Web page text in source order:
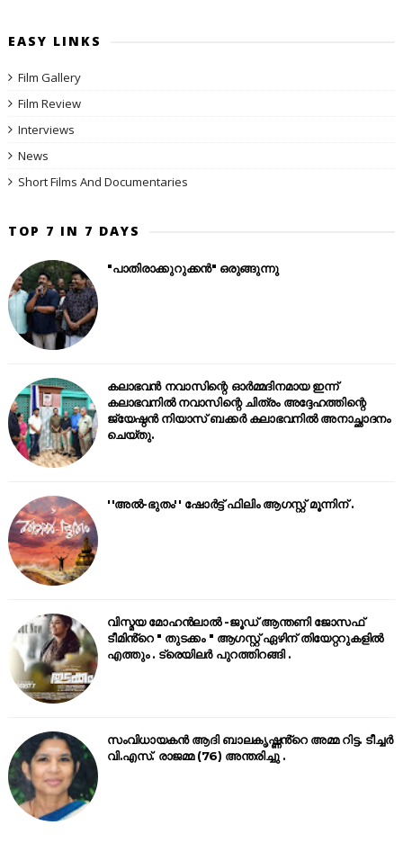
EASY LINKS
Film Gallery
Film Review
Interviews
News
Short Films And Documentaries
TOP 7 IN 7 DAYS
"പാതിരാക്കുറുക്കൻ" ഒരുങ്ങുന്നു
കലാഭവൻ നവാസിന്റെ ഓർമ്മദിനമായ ഇന്ന്
കലാഭവനിൽ നവാസിന്റെ ചിത്രം അദ്ദേഹത്തിന്റെ
ജ്യേഷ്ഠൻ നിയാസ് ബക്കർ കലാഭവനിൽ അനാച്ഛാദനം
ചെയ്തു.
''അൽ-ഭുതം'' ഷോർട്ട് ഫിലിം ആഗസ്റ്റ് മൂന്നിന് .
വിസ്മയ മോഹൻലാൽ -ജൂഡ് ആന്തണി ജോസഫ്
ടീമിൻ്റെ " തുടക്കം " ആഗസ്റ്റ് ഏഴിന് തിയേറ്ററുകളിൽ
എത്തും . ട്രെയിലർ പുറത്തിറങ്ങി .
സംവിധായകൻ ആദി ബാലകൃഷ്ണൻ്റെ അമ്മ റിട്ട. ടീച്ചർ
വി.എസ്. രാജമ്മ (76) അന്തരിച്ചു .